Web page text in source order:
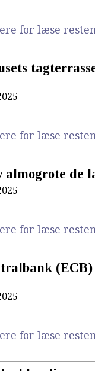
for læse
for læse
de
for læse
for læse